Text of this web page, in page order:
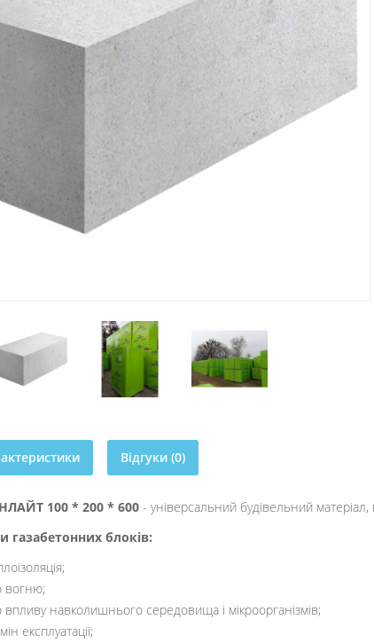
Відгуки (0)
100 * 200 * 600 - універсальний будівельний
газабетонних блоків:
вогню;
впливу навколишнього середовища і мікроорганізмів;
експлуатації;